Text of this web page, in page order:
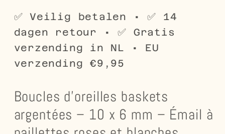
à
paillettes
roses
et
blanches
10
x
6
à
paillettes
roses
et
blanches
10
✅ Veilig betalen • ✅ 14
dagen retour • ✅ Gratis
verzending in NL • EU
verzending €9,95
Boucles d'oreilles baskets
argentées – 10 x 6 mm – Émail à